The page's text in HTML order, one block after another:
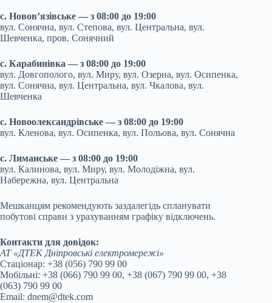
с. Новов’язівське — з 08:00 до 19:00
вул. Сонячна, вул. Степова, вул. Центральна, вул.
Шевченка, пров. Сонячний
с. Карабинівка — з 08:00 до 19:00
вул. Довгополого, вул. Миру, вул. Озерна, вул. Осипенка,
вул. Сонячна, вул. Центральна, вул. Чкалова, вул.
Шевченка
с. Новоолександрівське — з 08:00 до 19:00
вул. Кленова, вул. Осипенка, вул. Польова, вул. Сонячна
с. Лиманське — з 08:00 до 19:00
вул. Калинова, вул. Миру, вул. Молодіжна, вул.
Набережна, вул. Центральна
Мешканцям рекомендують заздалегідь спланувати
побутові справи з урахуванням графіку відключень.
Контакти для довідок:
АТ «ДТЕК Дніпровські електромережі»
Стаціонар: +38 (056) 790 99 00
Мобільні: +38 (066) 790 99 00, +38 (067) 790 99 00, +38
(063) 790 99 00
Email: dnem@dtek.com